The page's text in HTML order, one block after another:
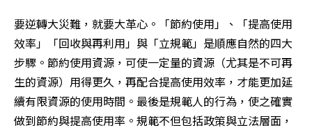
要逆轉大災難，就要大革心。「節約使用」、「提高使用
效率」「回收與再利用」與「立規範」是順應自然的四大
步驟。節約使用資源，可使一定量的資源（尤其是不可再
生的資源）用得更久，再配合提高使用效率，才能更加延
續有限資源的使用時間。最後是規範人的行為，使之確實
做到節約與提高使用率。規範不但包括政策與立法層面，